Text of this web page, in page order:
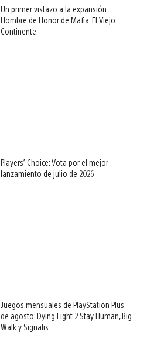
Un primer vistazo a la expansión
Hombre de Honor de Mafia: El Viejo
Continente
Players’ Choice: Vota por el mejor
lanzamiento de julio de 2026
Juegos mensuales de PlayStation Plus
de agosto: Dying Light 2 Stay Human, Big
Walk y Signalis